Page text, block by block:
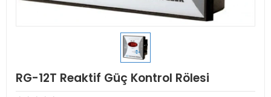
RG-12T Reaktif Güç Kontrol Rölesi